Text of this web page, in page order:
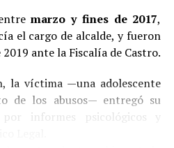
marzo y fines de 2017,
el cargo de alcalde, y fueron
ante la Fiscalía de Castro.
la víctima —una adolescente
de los abusos— entregó su
informes psicológicos y